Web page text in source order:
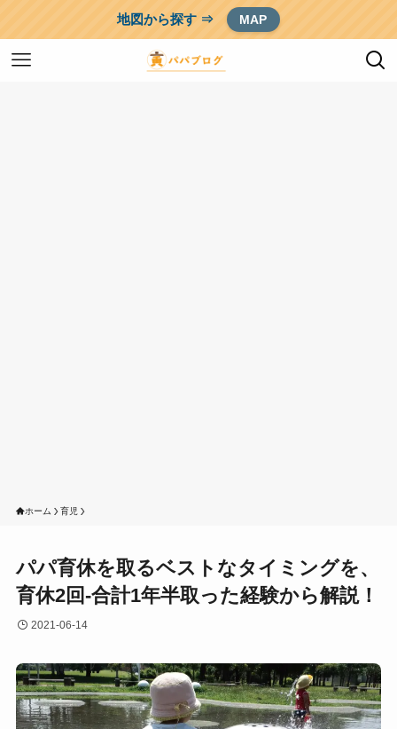
地図から探す ⇒ MAP
ホーム 育児
パパ育休を取るベストなタイミングを、
育休2回-合計1年半取った経験から解説！
2021-06-14